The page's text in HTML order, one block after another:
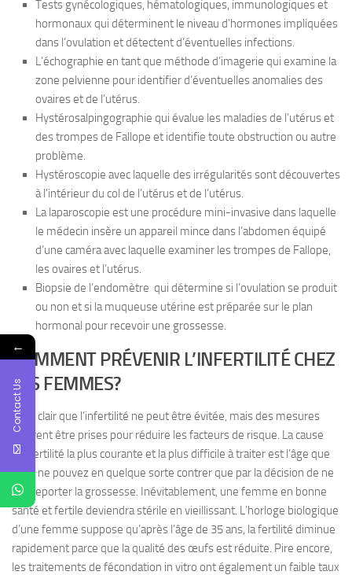
Tests gynécologiques, hématologiques, immunologiques et
hormonaux qui déterminent le niveau d’hormones impliquées
dans l’ovulation et détectent d’éventuelles infections.
L’échographie en tant que méthode d’imagerie qui examine la
zone pelvienne pour identifier d’éventuelles anomalies des
ovaires et de l’utérus.
Hystérosalpingographie qui évalue les maladies de l’utérus et
des trompes de Fallope et identifie toute obstruction ou autre
problème.
Hystéroscopie avec laquelle des irrégularités sont découvertes
à l’intérieur du col de l’utérus et de l’utérus.
La laparoscopie est une procédure mini-invasive dans laquelle
le médecin insère un appareil mince dans l’abdomen équipé
d’une caméra avec laquelle examiner les trompes de Fallope,
les ovaires et l’utérus.
Biopsie de l’endomètre qui détermine si l’ovulation se produit
ou non et si la muqueuse utérine est préparée sur le plan
hormonal pour recevoir une grossesse.
COMMENT PRÉVENIR L’INFERTILITÉ CHEZ
LES FEMMES?
Il est clair que l’infertilité ne peut être évitée, mais des mesures
peuvent être prises pour réduire les facteurs de risque. La cause
d’infertilité la plus courante et la plus difficile à traiter est l’âge que
vous ne pouvez en quelque sorte contrer que par la décision de ne
pas reporter la grossesse. Inévitablement, une femme en bonne
santé et fertile deviendra stérile en vieillissant. L’horloge biologique
d’une femme suppose qu’après l’âge de 35 ans, la fertilité diminue
rapidement parce que la qualité des œufs est réduite. Pire encore,
les traitements de fécondation in vitro ont également un faible taux
←
Contact Us